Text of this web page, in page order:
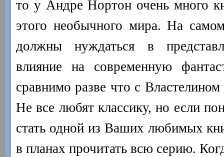
то у Андре Нортон очень много
этого необычного мира. На
должны нуждаться в
влияние на современную
сравнимо разве что с
Не все любят классику, но если
стать одной из Ваших любимых
в планах прочитать всю серию.